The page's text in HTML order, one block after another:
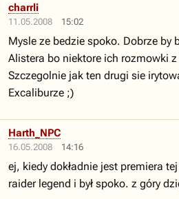
11.05.2008 15:02
charrli
Mysle ze bedzie spoko. Dobrze by
Alistera bo niektore ich rozmowki
Szczegolnie jak ten drugi sie
Excaliburze ;)
16.05.2008 14:16
Harth_NPC
ej, kiedy dokładnie jest premiera
raider legend i był spoko. z góry